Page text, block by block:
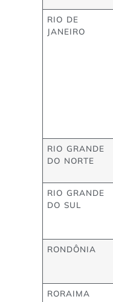
RIO DE
JANEIRO
RIO GRANDE
DO NORTE
RIO GRANDE
DO SUL
RONDÔNIA
RORAIMA